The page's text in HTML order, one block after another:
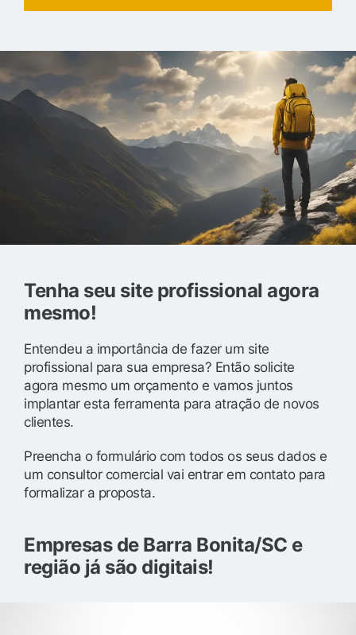
Tenha seu site profissional agora
mesmo!
Entendeu a importância de fazer um site
profissional para sua empresa? Então solicite
agora mesmo um orçamento e vamos juntos
implantar esta ferramenta para atração de novos
clientes.
Preencha o formulário com todos os seus dados e
um consultor comercial vai entrar em contato para
formalizar a proposta.
Empresas de Barra Bonita/SC e
região já são digitais!